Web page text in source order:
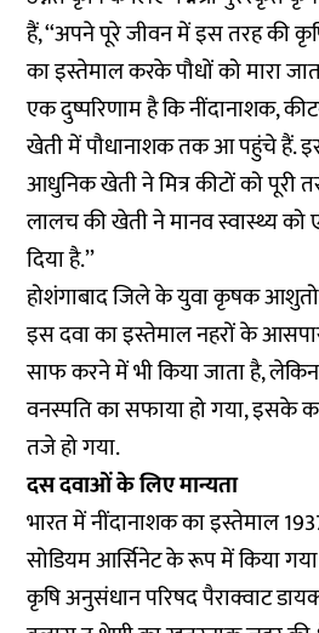
हैं, ‘‘अपने पूरे जीवन में इस तरह की
का इस्तेमाल करके पौधों को मारा
एक दुष्परिणाम है कि नींदानाशक,
खेती में पौधानाशक तक आ पहुंचे हैं.
आधुनिक खेती ने मित्र कीटों को पूरी
लालच की खेती ने मानव स्वास्थ्य
दिया है.’’
होशंगाबाद जिले के युवा कृषक
इस दवा का इस्तेमाल नहरों के
साफ करने में भी किया जाता है,
वनस्पति का सफाया हो गया, इसके
तजे हो गया.
दस दवाओं के लिए मान्यता
भारत में नींदानाशक का इस्तेमाल
सोडियम आर्सिनेट के रूप में किया
कृषि अनुसंधान परिषद पैराक्वाट